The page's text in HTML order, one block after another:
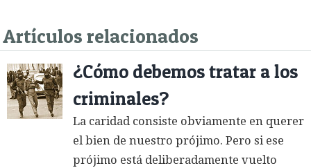
Artículos relacionados
¿Cómo debemos tratar a los
criminales?
La caridad consiste obviamente en querer
el bien de nuestro prójimo. Pero si ese
prójimo está deliberadamente vuelto